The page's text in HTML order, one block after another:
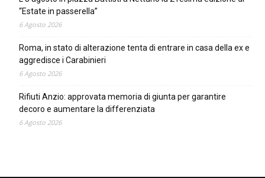
“Estate in passerella”
6 Agosto 2026
Roma, in stato di alterazione tenta di entrare in casa della ex e
aggredisce i Carabinieri
6 Agosto 2026
Rifiuti Anzio: approvata memoria di giunta per garantire
decoro e aumentare la differenziata
6 Agosto 2026